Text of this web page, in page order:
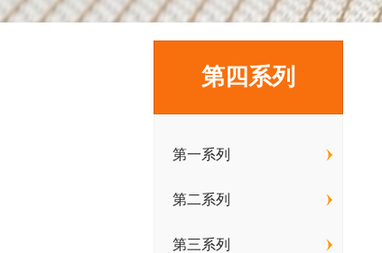
第四系列
第一系列
第二系列
第三系列